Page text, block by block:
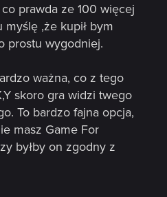
prawda ze 100 więcej
,że kupił bym
prostu wygodniej.
ważna, co z tego
skoro gra widzi twego
To bardzo fajna opcja,
masz Game For
byłby on zgodny z